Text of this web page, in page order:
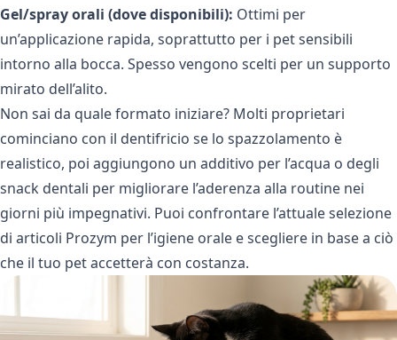
Gel/spray orali (dove disponibili): Ottimi per
un’applicazione rapida, soprattutto per i pet sensibili
intorno alla bocca. Spesso vengono scelti per un supporto
mirato dell’alito.
Non sai da quale formato iniziare? Molti proprietari
cominciano con il dentifricio se lo spazzolamento è
realistico, poi aggiungono un additivo per l’acqua o degli
snack dentali per migliorare l’aderenza alla routine nei
giorni più impegnativi. Puoi confrontare l’attuale selezione
di articoli Prozym per l’igiene orale e scegliere in base a ciò
che il tuo pet accetterà con costanza.